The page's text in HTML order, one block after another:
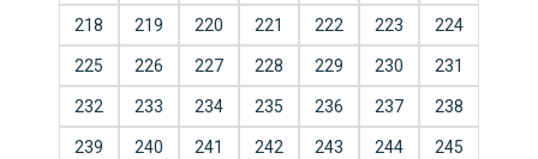
218 219 220 221 222 223 224
225 226 227 228 229 230 231
232 233 234 235 236 237 238
239 240 241 242 243 244 245